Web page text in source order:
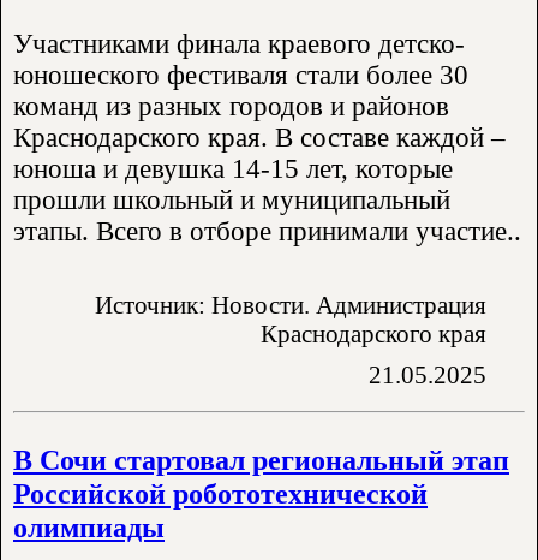
Участниками финала краевого детско-
юношеского фестиваля стали более 30
команд из разных городов и районов
Краснодарского края. В составе каждой –
юноша и девушка 14-15 лет, которые
прошли школьный и муниципальный
этапы. Всего в отборе принимали участие..
Источник: Новости. Администрация
Краснодарского края
21.05.2025
В Сочи стартовал региональный этап
Российской робототехнической
олимпиады